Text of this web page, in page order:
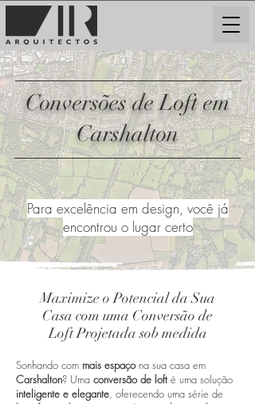
Conversões de Loft em
Carshalton
Para excelência em design, você já
encontrou o lugar certo
Maximize o Potencial da Sua
Casa com uma Conversão de
Loft Projetada sob medida
Sonhando com mais espaçona sua casa em
Carshalton? Uma conversão de lofté uma solução
inteligente e elegante, oferecendo uma série de